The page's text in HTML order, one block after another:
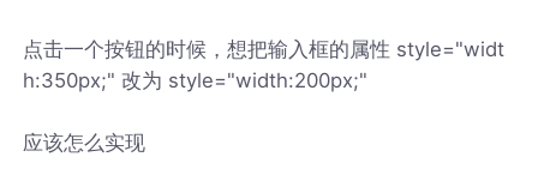
点击一个按钮的时候，想把输入框的属性 style="widt
h:350px;" 改为 style="width:200px;"
应该怎么实现